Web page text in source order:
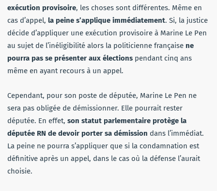
exécution provisoire, les choses sont différentes. Même en
cas d’appel, la peine s’applique immédiatement. Si, la justice
décide d’appliquer une exécution provisoire à Marine Le Pen
au sujet de l’inéligibilité alors la politicienne française ne
pourra pas se présenter aux élections pendant cinq ans
même en ayant recours à un appel.
Cependant, pour son poste de députée, Marine Le Pen ne
sera pas obligée de démissionner. Elle pourrait rester
députée. En effet, son statut parlementaire protège la
députée RN de devoir porter sa démission dans l’immédiat.
La peine ne pourra s’appliquer que si la condamnation est
définitive après un appel, dans le cas où la défense l’aurait
choisie.